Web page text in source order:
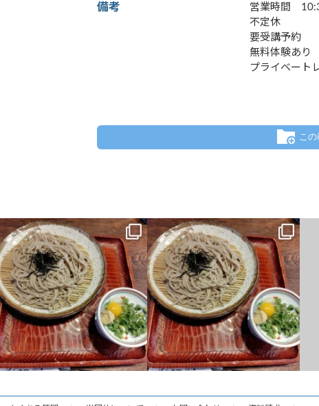
備考
営業時間
不定休
要受講予約
無料体験あり
プライベート
こ
昨日の夜、胃が痛いし、吐き気はする
し・・・色々考えるとこうなってしま
う・・・。結構メンタル弱い星人で...
9 0
昨日の夜、胃が痛いし、吐き気はする
し・・・色々考えるとこうなってしま
う・・・。結構メンタル弱い星人で...
2 0